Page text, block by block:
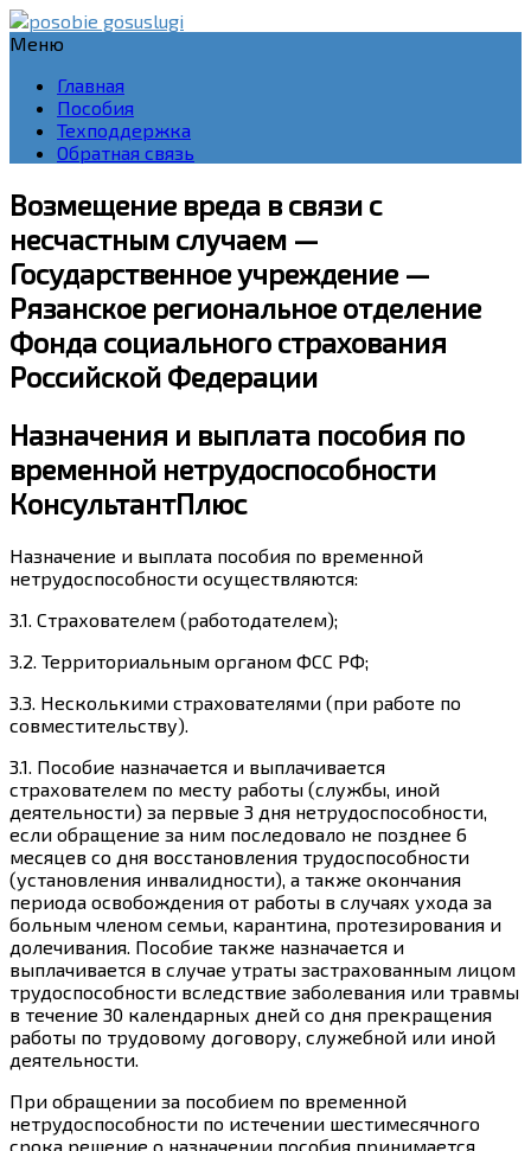
Меню
Главная
Пособия
Техподдержка
Обратная связь
Возмещение вреда в связи с
несчастным случаем —
Государственное учреждение —
Рязанское региональное отделение
Фонда социального страхования
Российской Федерации
Назначения и выплата пособия по
временной нетрудоспособности
КонсультантПлюс
Назначение и выплата пособия по временной
нетрудоспособности осуществляются:
3.1. Страхователем (работодателем);
3.2. Территориальным органом ФСС РФ;
3.3. Несколькими страхователями (при работе по
совместительству).
3.1. Пособие назначается и выплачивается
страхователем по месту работы (службы, иной
деятельности) за первые 3 дня нетрудоспособности,
если обращение за ним последовало не позднее 6
месяцев со дня восстановления трудоспособности
(установления инвалидности), а также окончания
периода освобождения от работы в случаях ухода за
больным членом семьи, карантина, протезирования и
долечивания. Пособие также назначается и
выплачивается в случае утраты застрахованным лицом
трудоспособности вследствие заболевания или травмы
в течение 30 календарных дней со дня прекращения
работы по трудовому договору, служебной или иной
деятельности.
При обращении за пособием по временной
нетрудоспособности по истечении шестимесячного
срока решение о назначении пособия принимается